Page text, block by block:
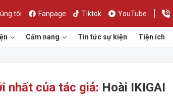
tôi Fanpage Tiktok YouTube
Cẩm nang Tin tức sự kiện Tiện ích
nhất của tác giả: Hoài IKIGAI